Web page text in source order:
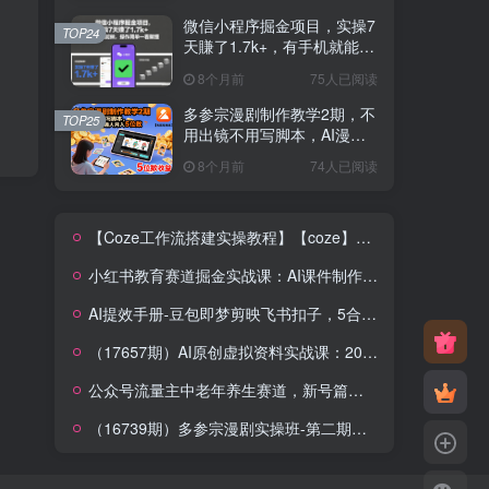
微信小程序掘金项目，实操7
天賺了1.7k+，有手机就能
秘】8个月前 75人已阅读
TOP24
多参宗漫剧制作教学2期，不
用出镜不用写脚本，AI漫剧
8个月前 74人已阅读
TOP25
【Coze工作流搭建实操教程】【coze】早安情感电台日签视频还在手动做？用扣子工作流自动生成，省时90%
小红书教育赛道掘金实战课：AI课件制作+店铺运营+爆款笔记，打通知识变现全路径
AI提效手册-豆包即梦剪映飞书扣子，5合1精讲实操指南，30+常见职场案例拿来即用
（17657期）AI原创虚拟资料实战课：2026新机会，小红书闲鱼开店，普通人用AI轻松变现，月入5万+
公众号流量主中老年养生赛道，新号篇篇5W+阅读，新手也能这样跑
（16739期）多参宗漫剧实操班-第二期，不出镜不写脚本、快速出片、多平台变现，一个人就是一家工作室